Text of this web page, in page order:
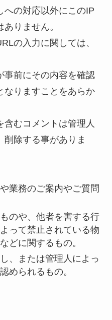
への対応以外にこのIP
りません。
の入力に関しては、
事前にその内容を確認
なりますことをあらか
むコメントは管理人
除する事がありま
業務のご案内やご質問
のや、他者を害する行
って禁止されている物
どに関するもの。
、または管理人によっ
められるもの。